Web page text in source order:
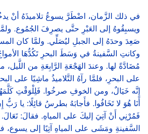
في ذلك الزَّمان، اضْطَرَّ يسوعُ تلاميذَهُ أنْ
ويسبِقُوهُ إلى العَبْرِ حتَّى يصرِفَ الجُمُوع.
صَعِدَ وحدَهُ إلى الجبلِ ليُصَلِّي. ولمَّا كان
وكانتِ السَّفينةُ في وَسَطَ البحرِ تَكُدُّهَا
مُضَادَّةً لها. وعندَ الهَجْعَةِ الرَّابِعَةِ من اللَّيل،
على البحرِ، فلمَّا رآهُ التَّلاميذُ ماشِيًا على
إِنَّه خَيَالٌ، ومن الخوفِ صرخُوا. فَلِلْوَقْتِ
أَنَا هُوَ لا تَخَافُوا. فأَجابَهُ بطرسُ قائِلًا: يا
فَمُرْنِي أَنْ آتِيَ إليكَ على المياهِ. فقالَ:
السَّفينةِ ومَشَى على المياهِ آتِيًا إلى يسوع،